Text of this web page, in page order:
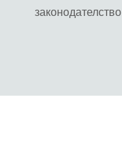
законодателство